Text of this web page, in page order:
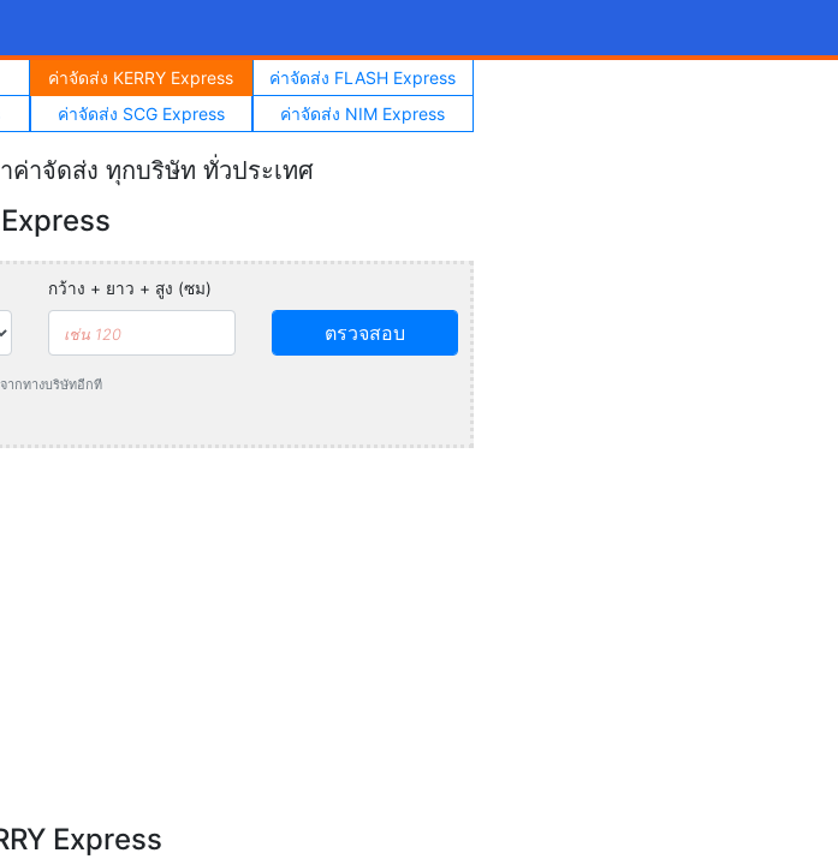
ค่าจัดส่ง KERRY Express
ค่าจัดส่ง FLASH Express
ค่าจัดส่ง SCG Express ค่าจัดส่ง NIM Express
ค่าจัดส่ง ทุกบริษัท ทั่วประเทศ
กว้าง + ยาว + สูง (ซม)
ตรวจสอบ
ากทางบริษัทอีกที
Express